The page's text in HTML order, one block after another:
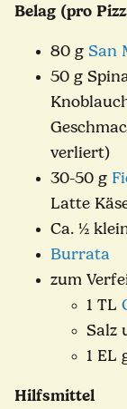
Belag (pro
80 g San
50 g
verliert)
30-50 g
Latte
Ca. ½
Burrata
zum
1 TL
Salz
1 EL
Hilfsmittel